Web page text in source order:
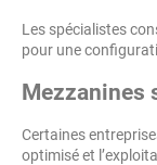
Les spécialistes
pour une
Mezzanines
Certaines
optimisé et